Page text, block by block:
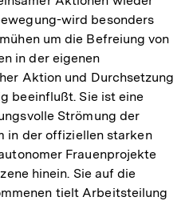
wird besonders
um die Befreiung von
in der eigenen
Aktion und Durchsetzung
beeinflußt. Sie ist eine
Strömung der
in der offiziellen starken
Frauenprojekte
hinein. Sie auf die
tielt Arbeitsteilung